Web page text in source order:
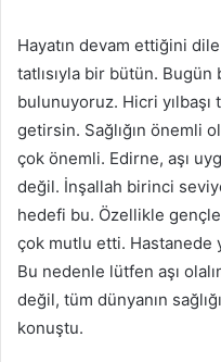
Hayatın devam ettiğini
tatlısıyla bir bütün.
bulunuyoruz. Hicri yılbaşı
getirsin. Sağlığın önemli
çok önemli. Edirne, aşı
değil. İnşallah birinci
hedefi bu. Özellikle
çok mutlu etti. Hastanede
Bu nedenle lütfen aşı
değil, tüm dünyanın
konuştu.